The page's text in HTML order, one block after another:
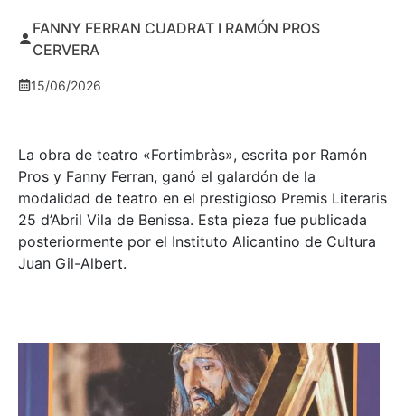
FANNY FERRAN CUADRAT I RAMÓN PROS
CERVERA
15/06/2026
La obra de teatro «Fortimbràs», escrita por Ramón
Pros y Fanny Ferran, ganó el galardón de la
modalidad de teatro en el prestigioso Premis Literaris
25 d’Abril Vila de Benissa. Esta pieza fue publicada
posteriormente por el Instituto Alicantino de Cultura
Juan Gil-Albert.